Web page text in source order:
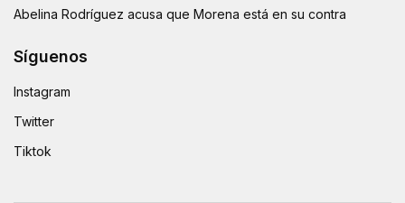
Abelina Rodríguez acusa que Morena está en su contra
Síguenos
Instagram
Twitter
Tiktok